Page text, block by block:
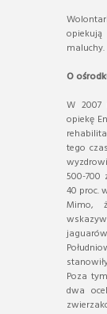
maluchy.
O
W 2007
opiekę
tego
500-700
40 proc.
Mimo,
Poza
dwa